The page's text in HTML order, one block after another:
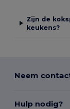
Zijn de
keukens?
Neem
Hulp nodig?